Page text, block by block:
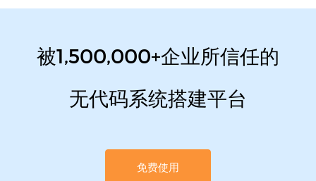
被1,500,000+企业所信任的
无代码系统搭建平台
免费使用